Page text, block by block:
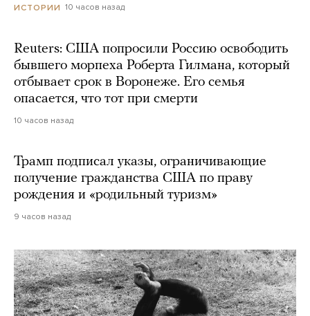
ИСТОРИИ 10 часов назад
Reuters: США попросили Россию освободить
бывшего морпеха Роберта Гилмана, который
отбывает срок в Воронеже. Его семья
опасается, что тот при смерти
10 часов назад
Трамп подписал указы, ограничивающие
получение гражданства США по праву
рождения и «родильный туризм»
9 часов назад